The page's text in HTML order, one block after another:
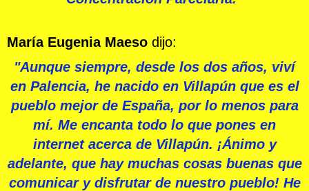
María Eugenia Maeso dijo:
"Aunque siempre, desde los dos años, viví
en Palencia, he nacido en Villapún que es el
pueblo mejor de España, por lo menos para
mí. Me encanta todo lo que pones en
internet acerca de Villapún. ¡Ánimo y
adelante, que hay muchas cosas buenas que
comunicar y disfrutar de nuestro pueblo! He